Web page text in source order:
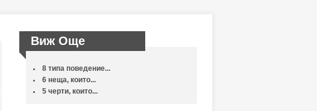
Виж Още
8 типа поведение...
6 неща, които...
5 черти, които...